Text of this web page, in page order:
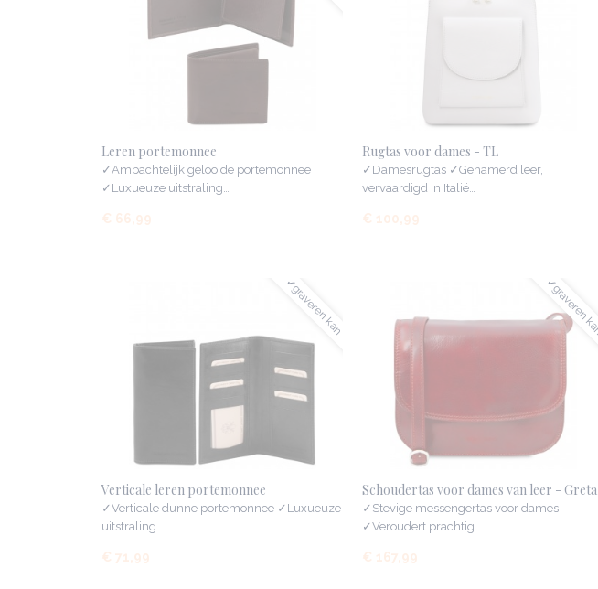
Leren portemonnee
✓Ambachtelijk gelooide portemonnee
✓Luxueuze uitstraling…
€ 66,99
Rugtas voor dames - TL
✓Damesrugtas ✓Gehamerd leer,
vervaardigd in Italië…
€ 100,99
✓graveren kan
Verticale leren portemonnee
✓Verticale dunne portemonnee ✓Luxueuze
uitstraling…
€ 71,99
✓graveren kan
Schoudertas voor dames van leer - Greta
✓Stevige messengertas voor dames
✓Veroudert prachtig…
€ 167,99